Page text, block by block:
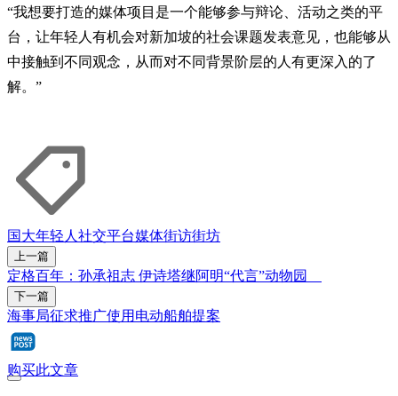
“我想要打造的媒体项目是一个能够参与辩论、活动之类的平
台，让年轻人有机会对新加坡的社会课题发表意见，也能够从
中接触到不同观念，从而对不同背景阶层的人有更深入的了
解。”
国大年轻人社交平台媒体街访街坊
上一篇
定格百年：孙承祖志 伊诗塔继阿明“代言”动物园
下一篇
海事局征求推广使用电动船舶提案
购买此文章